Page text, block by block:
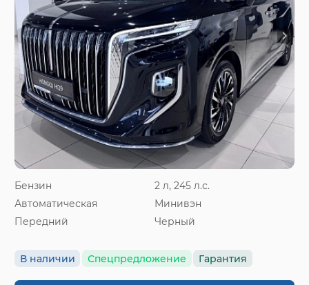
Бензин
2 л, 245 л.с.
Автоматическая
Минивэн
Передний
Черный
В наличии Спецпредложение Гарантия